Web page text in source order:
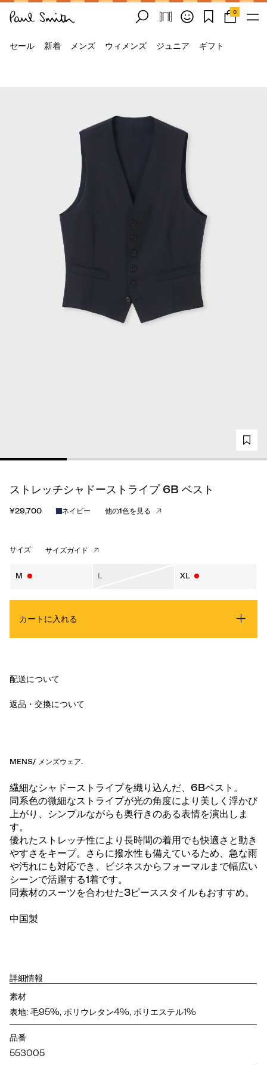
0
セール 新着 メンズ ウィメンズ ジュニア ギフト
ストレッチシャドーストライプ 6B ベスト
¥29,700 ネイビー 他の1色を見る
サイズ サイズガイド
M L XL
カートに入れる
配送について
返品・交換について
MENS/ メンズウェア.
繊細なシャドーストライプを織り込んだ、6Bベスト。
同系色の微細なストライプが光の角度により美しく浮かび
上がり、シンプルながらも奥行きのある表情を演出しま
す。
優れたストレッチ性により長時間の着用でも快適さと動き
やすさをキープ。さらに撥水性も備えているため、急な雨
や汚れにも対応でき、ビジネスからフォーマルまで幅広い
シーンで活躍する1着です。
同素材のスーツを合わせた3ピーススタイルもおすすめ。
中国製
詳細情報
素材
表地: 毛95%, ポリウレタン4%, ポリエステル1%
品番
553005